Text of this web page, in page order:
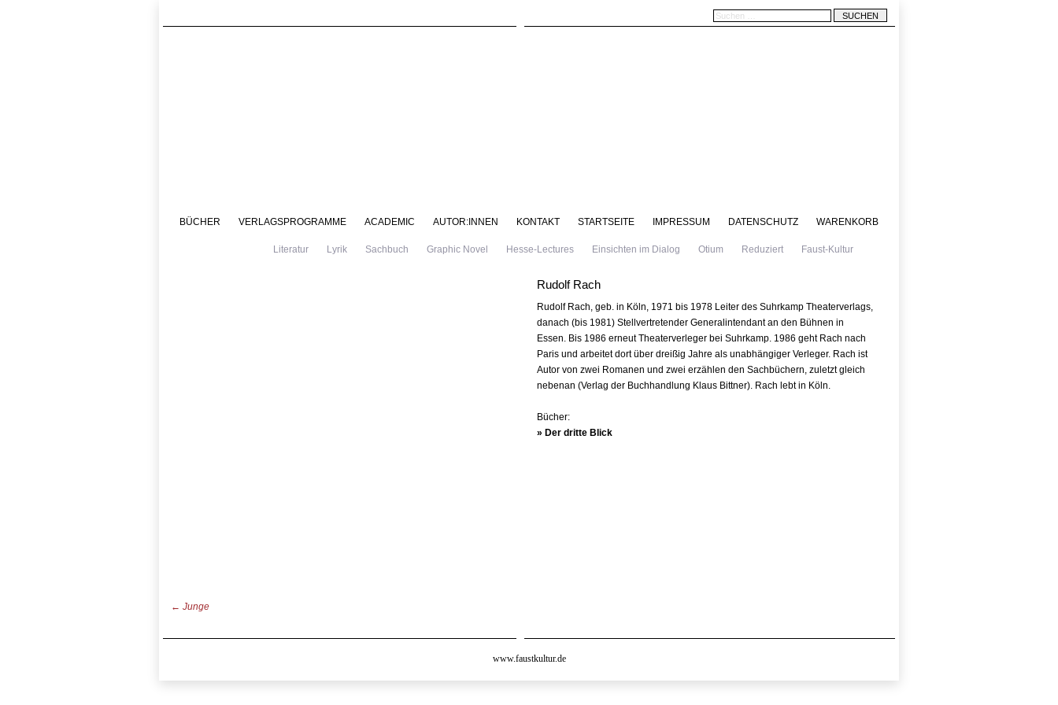
BÜCHER
Literatur Lyrik Sachbuch Graphic Novel Hesse-Lectures Einsichten im Dialog Otium Reduziert Faust-Kultur
VERLAGSPROGRAMME ACADEMIC AUTOR:INNEN KONTAKT STARTSEITE IMPRESSUM DATENSCHUTZ WARENKORB
Rudolf Rach
Rudolf Rach, geb. in Köln, 1971 bis 1978 Leiter des Suhrkamp Theaterverlags,
danach (bis 1981) Stellvertretender Generalintendant an den Bühnen in
Essen. Bis 1986 erneut Theaterverleger bei Suhrkamp. 1986 geht Rach nach
Paris und arbeitet dort über dreißig Jahre als unabhängiger Verleger. Rach ist
Autor von zwei Romanen und zwei erzählen den Sachbüchern, zuletzt gleich
nebenan (Verlag der Buchhandlung Klaus Bittner). Rach lebt in Köln.
Bücher:
» Der dritte Blick
← Junge
www.faustkultur.de